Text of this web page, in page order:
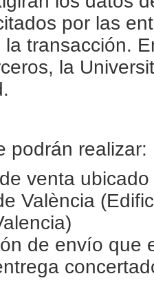
por las
transacción.
la
podrán realizar:
venta
València
de envío que